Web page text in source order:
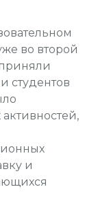
во второй
студентов
и